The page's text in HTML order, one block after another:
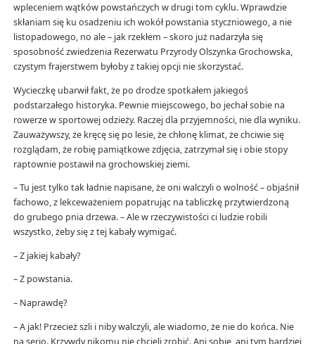
wpleceniem wątków powstańczych w drugi tom cyklu. Wprawdzie
skłaniam się ku osadzeniu ich wokół powstania styczniowego, a nie
listopadowego, no ale – jak rzekłem – skoro już nadarzyła się
sposobność zwiedzenia Rezerwatu Przyrody Olszynka Grochowska,
czystym frajerstwem byłoby z takiej opcji nie skorzystać.
Wycieczkę ubarwił fakt, że po drodze spotkałem jakiegoś
podstarzałego historyka. Pewnie miejscowego, bo jechał sobie na
rowerze w sportowej odzieży. Raczej dla przyjemności, nie dla wyniku.
Zauważywszy, że kręcę się po lesie, że chłonę klimat, że chciwie się
rozglądam, że robię pamiątkowe zdjęcia, zatrzymał się i obie stopy
raptownie postawił na grochowskiej ziemi.
– Tu jest tylko tak ładnie napisane, że oni walczyli o wolność – objaśnił
fachowo, z lekceważeniem popatrując na tabliczkę przytwierdzoną
do grubego pnia drzewa. – Ale w rzeczywistości ci ludzie robili
wszystko, żeby się z tej kabały wymigać.
– Z jakiej kabały?
– Z powstania.
– Naprawdę?
– A jak! Przecież szli i niby walczyli, ale wiadomo, że nie do końca. Nie
na serio. Krzywdy nikomu nie chcieli zrobić. Ani sobie, ani tym bardziej